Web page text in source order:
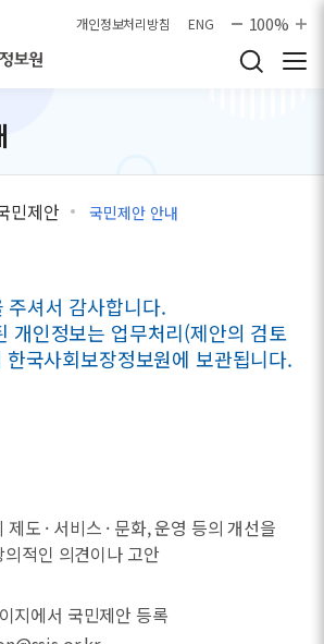
개인정보처리방침 ENG 100%
민제안 국민제안 안내
주셔서 감사합니다.
개인정보는 업무처리(제안의 검토
국사회보장정보원에 보관됩니다.
도 · 서비스 · 문화, 운영 등의 개선을
적인 의견이나 고안
지에서 국민제안 등록